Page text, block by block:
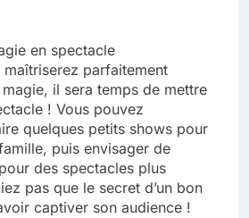
en spectacle
parfaitement
il sera temps de mettre
! Vous pouvez
quelques petits shows pour
puis envisager de
des spectacles plus
pas que le secret d’un bon
captiver son audience !